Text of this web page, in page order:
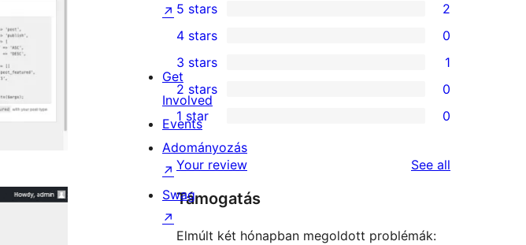
2
5-
star
reviews
5 stars 2
4-
star
reviews
4 stars 0
1
3-
star
review
3 stars 1
0
2-
star
reviews
2 stars 0
0
1-
star
reviews
1 star 0
Your review See all
Támogatás
Elmúlt két hónapban megoldott problémák:
↗
Get
Involved
Events
Adományozás
↗
Swag
↗